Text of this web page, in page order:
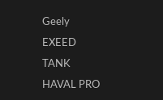
Geely
EXEED
TANK
HAVAL PRO